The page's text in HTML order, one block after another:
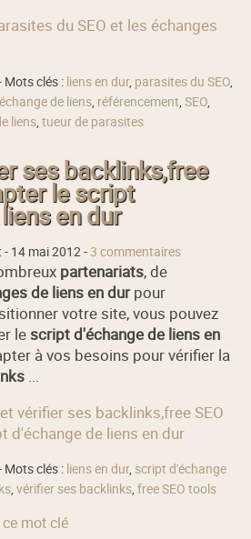
du SEO et les échanges
Mots clés : liens en dur, parasites du SEO,
de liens, référencement,SEO,
liens,tueur de parasites
ses backlinks,free
le script
en dur
- 14 mai 2012- 3 commentaires
partenariats, de
de liens en durpour
votre site, vous pouvez
le script d'échange de liens en
à vos besoins pour vérifier la
...
vérifier ses backlinks,free SEO
d'échange de liens en dur
Mots clés : liens en dur, script d'échange
,vérifier ses backlinks,free SEO tools
mot clé